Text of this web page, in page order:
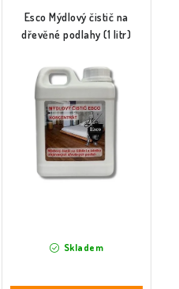
Esco Mýdlový čistič na
dřevěné podlahy (1 litr)
Skladem